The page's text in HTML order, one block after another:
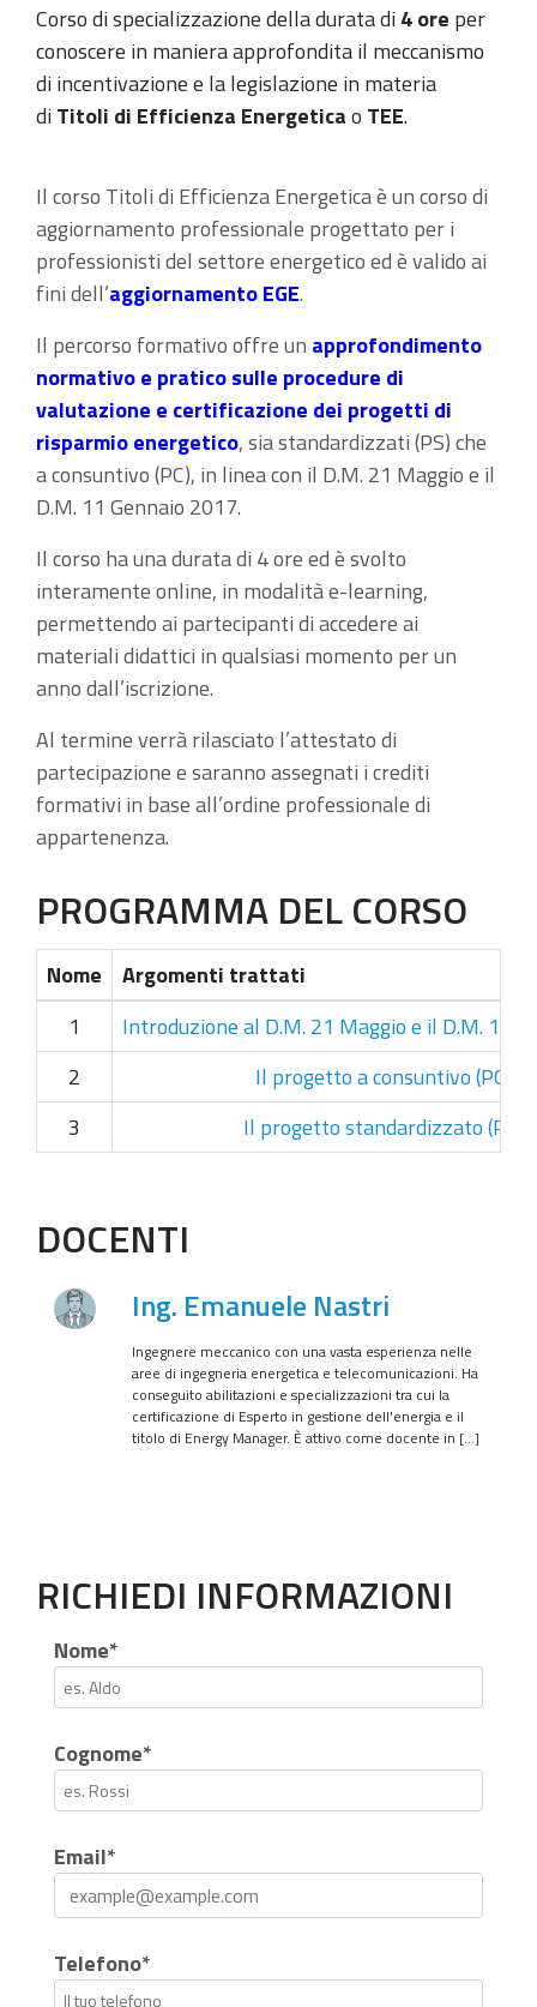
Corso di specializzazione della durata di4 ore per
conoscere in maniera approfondita il meccanismo
di incentivazione e la legislazione in materia
diTitoli di Efficienza Energeticao TEE.
Il corso Titoli di Efficienza Energetica è un corso di
aggiornamento professionale progettato per i
professionisti del settore energetico ed è valido ai
fini dell’aggiornamento EGE.
Il percorso formativo offre un approfondimento
normativo e praticosulle procedure di
valutazione e certificazione dei progetti di
risparmio energetico, sia standardizzati (PS) che
a consuntivo (PC), in linea con il D.M. 21 Maggio e il
D.M. 11 Gennaio 2017.
Il corso ha una durata di 4 ore ed è svolto
interamente online, in modalità e-learning,
permettendo ai partecipanti di accedere ai
materiali didattici in qualsiasi momento per un
anno dall’iscrizione.
Al termine verrà rilasciato l’attestato di
partecipazione e saranno assegnati i crediti
formativi in base all’ordine professionale di
appartenenza.
PROGRAMMA DEL CORSO
Nome
Argomenti trattati
1
Introduzione al D.M. 21 Maggio e il D.M. 11
2
Il progetto a consuntivo (PC)
3
Il progetto standardizzato (PS)
DOCENTI
Ing. Emanuele Nastri
Ingegnere meccanico con una vasta esperienza nelle
aree di ingegneria energetica e telecomunicazioni. Ha
conseguito abilitazioni e specializzazioni tra cui la
certificazione di Esperto in gestione dell'energia e il
titolo di Energy Manager. È attivo come docente in […]
RICHIEDI INFORMAZIONI
Nome*
Cognome*
Email*
Telefono*